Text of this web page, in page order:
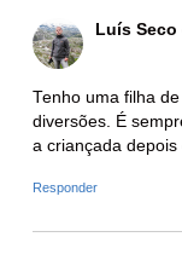
Luís Seco
Tenho uma filha
diversões. É
a criançada
Responder